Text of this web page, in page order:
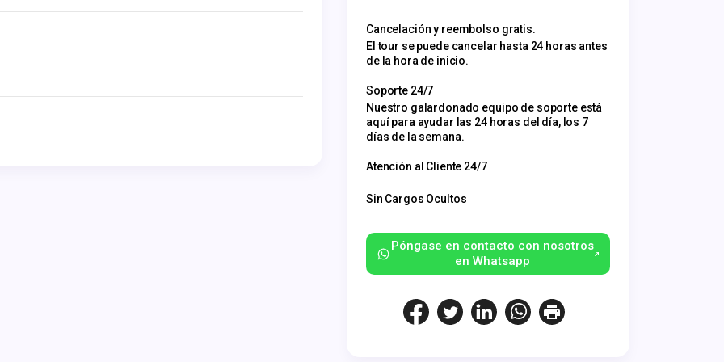
Cancelación y reembolso gratis.
El tour se puede cancelar hasta 24 horas antes
de la hora de inicio.
Soporte 24/7
Nuestro galardonado equipo de soporte está
aquí para ayudar las 24 horas del día, los 7
días de la semana.
Atención al Cliente 24/7
Sin Cargos Ocultos
Póngase en contacto con nosotros
en Whatsapp